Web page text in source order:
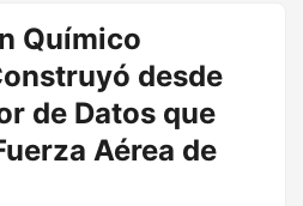
Químico
desde
de Datos que
Aérea de
proyectos, productos o